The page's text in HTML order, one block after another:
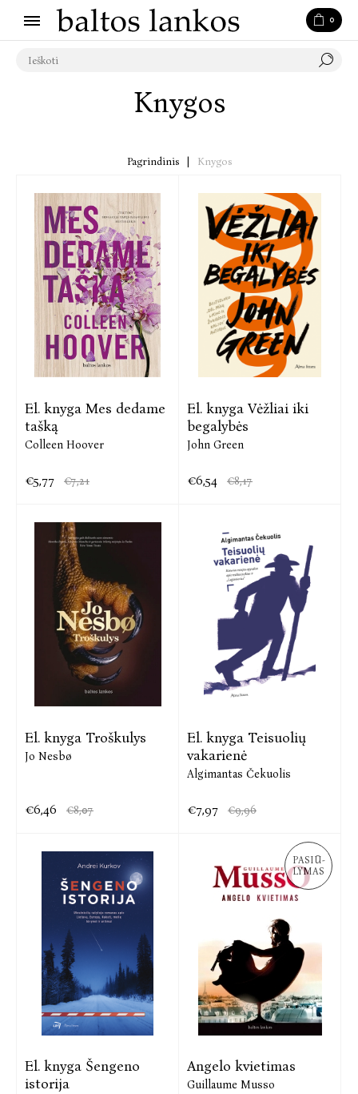
0
Knygos
Pagrindinis Knygos
El. knyga Mes dedame
tašką
Colleen Hoover
€5,77 €7,21
El. knyga Vėžliai iki
begalybės
John Green
€6,54 €8,17
El. knyga Troškulys
Jo Nesbø
€6,46 €8,07
El. knyga Teisuolių
vakarienė
Algimantas Čekuolis
€7,97 €9,96
El. knyga Šengeno
istorija
PASIŪ-
LYMAS
Angelo kvietimas
Guillaume Musso